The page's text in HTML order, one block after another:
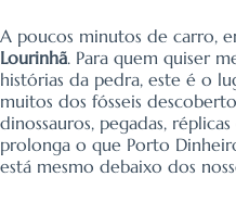
A poucos minutos de carro,
Lourinhã. Para quem quiser
histórias da pedra, este é o
muitos dos fósseis
dinossauros, pegadas,
prolonga o que Porto
está mesmo debaixo dos